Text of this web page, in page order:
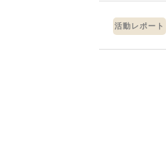
活動レポート